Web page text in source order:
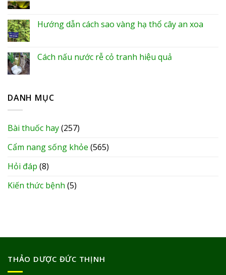
Hướng dẫn cách sao vàng hạ thổ cây an xoa
Cách nấu nước rễ cỏ tranh hiệu quả
DANH MỤC
Bài thuốc hay(257)
Cẩm nang sống khỏe (565)
Hỏi đáp (8)
Kiến thức bệnh (5)
THẢO DƯỢC ĐỨC THỊNH